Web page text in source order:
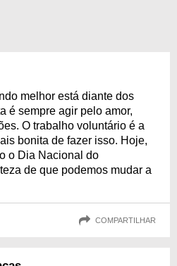
melhor está diante dos
é sempre agir pelo amor,
O trabalho voluntário é a
bonita de fazer isso. Hoje,
o Dia Nacional do
de que podemos mudar a
COMPARTILHAR